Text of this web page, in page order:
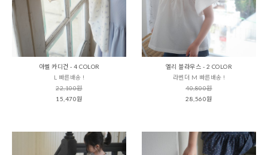
아벨 카디건 - 4 COLOR
L 빠른배송 !
22,100원
15,470원
엘리 블라우스 - 2 COLOR
라벤더 M 빠른배송 !
40,800원
28,560원